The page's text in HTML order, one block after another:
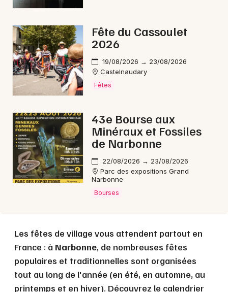
Choisir mes départements
Mon email
Je m'abonne
Fête du Cassoulet
2026
19/08/2026 → 23/08/2026
Castelnaudary
Fêtes
43e Bourse aux
Minéraux et Fossiles
de Narbonne
22/08/2026 → 23/08/2026
Parc des expositions Grand
Narbonne
Bourses
Les fêtes de village vous attendent partout en
France : à Narbonne, de nombreuses fêtes
populaires et traditionnelles sont organisées
tout au long de l'année (en été, en automne, au
printemps et en hiver). Découvrez le calendrier